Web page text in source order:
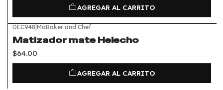
AGREGAR AL CARRITO
DEC948 MaBaker and Chef
Matizador mate Helecho
$64.00
AGREGAR AL CARRITO